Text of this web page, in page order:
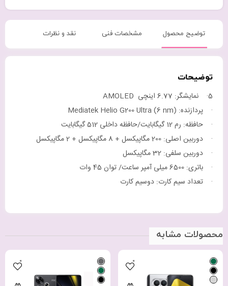
توضیح محصول مشخصات فنی نقد و نظرات
توضیحات
5· نمایشگر: 6.77 اینچی AMOLED
· پردازنده: Mediatek Helio G200 Ultra (6 nm)
· حافظه: رم 12 گیگابایت/حافظه داخلی 512 گیگابایت
· دوربین اصلی: 200 مگاپیکسل + 8 مگاپیکسل + 2 مگاپیکسل
· دوربین سلفی: 32 مگاپیکسل
· باتری: 6500 میلی آمپر ساعت/ توان 45 وات
· تعداد سیم کارت: دوسیم کارت
محصولات مشابه
0
0